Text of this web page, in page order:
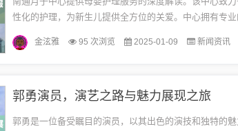
性化的护理，为新生儿提供全方位的关爱。中心拥有专
的母婴护理服务，包括新生儿护理、营养指导、心理支持
服...
金泫雅 95 次浏览 2025-01-09 新闻资讯
郭勇演员，演艺之路与魅力展现之旅
郭勇是一位备受瞩目的演员，以其出色的演技和独特的